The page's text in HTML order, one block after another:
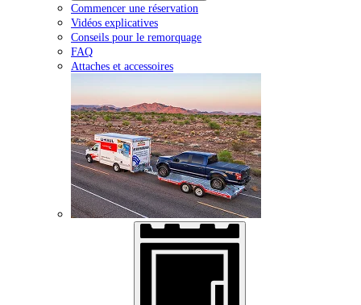
Commencer une réservation
Vidéos explicatives
Conseils pour le remorquage
FAQ
Attaches et accessoires